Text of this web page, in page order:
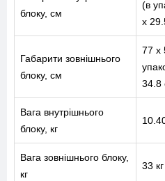
блоку, см
(в
x
Габарити зовнішнього
блоку, см
77 x
34.8
Вага внутрішнього
блоку, кг
Вага зовнішнього блоку,
кг
33 кг